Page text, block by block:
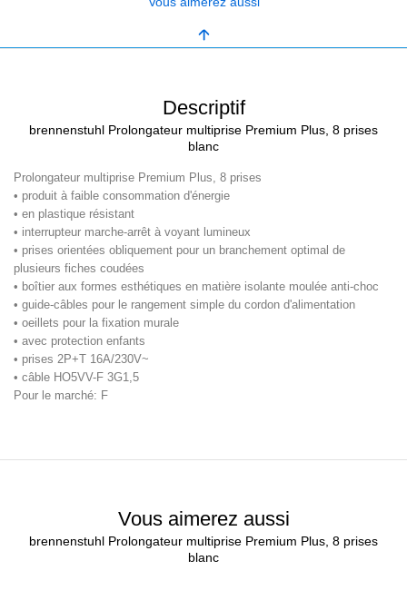
Descriptif
brennenstuhl Prolongateur multiprise Premium Plus, 8 prises
blanc
Prolongateur multiprise Premium Plus, 8 prises
• produit à faible consommation d'énergie
• en plastique résistant
• interrupteur marche-arrêt à voyant lumineux
• prises orientées obliquement pour un branchement optimal de
plusieurs fiches coudées
• boîtier aux formes esthétiques en matière isolante moulée anti-choc
• guide-câbles pour le rangement simple du cordon d'alimentation
• oeillets pour la fixation murale
• avec protection enfants
• prises 2P+T 16A/230V~
• câble HO5VV-F 3G1,5
Pour le marché: F
Vous aimerez aussi
brennenstuhl Prolongateur multiprise Premium Plus, 8 prises
blanc